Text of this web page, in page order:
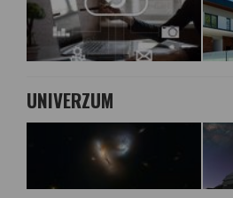
UNIVERZUM